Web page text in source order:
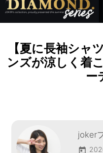
【夏に長袖シャ
ンズが涼しく着
ー
joker